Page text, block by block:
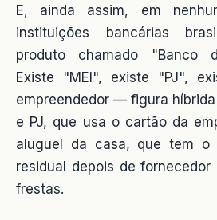
E, ainda assim, em
instituições bancárias
produto chamado "Banco
Existe "MEI", existe "PJ",
empreendedor — figura
e PJ, que usa o cartão da
aluguel da casa, que tem o
residual depois de
frestas.